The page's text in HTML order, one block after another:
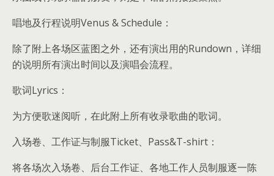
唱地及行程说明Venus & Schedule：
除了附上各场区蓝图之外，还有演出用的Rundown，详细
的说明所有演出时间以及演唱会流程。
歌词Lyrics：
为方便歌迷阅听，在此附上所有收录歌曲的歌词。
入场卷、工作证与制服Ticket、Pass&T-shirt：
将各场次入场卷、后台工作证、各地工作人员制服逐一陈